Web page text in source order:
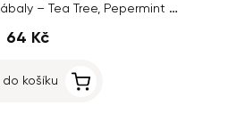
Vosk na parafínové zábaly – Tea Tree, Pepermint and Patchouli, 60g
64 Kč
košíku